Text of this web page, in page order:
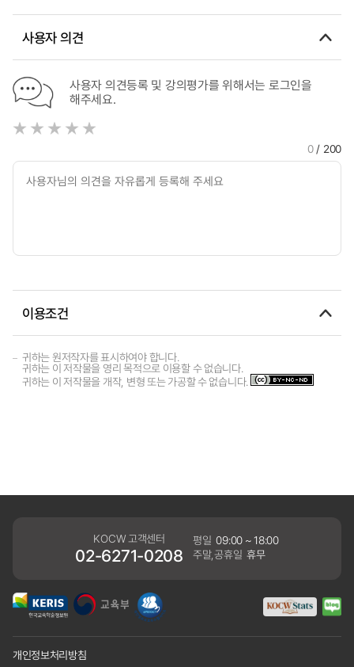
사용자 의견
사용자 의견등록 및 강의평가를 위해서는 로그인을
해주세요.
0/ 200
이용조건
귀하는 원저작자를 표시하여야 합니다.
귀하는 이 저작물을 영리 목적으로 이용할 수 없습니다.
귀하는 이 저작물을 개작, 변형 또는 가공할 수 없습니다.
KOCW 고객센터
02-6271-0208
평일 09:00 ~ 18:00
주말,공휴일 휴무
개인정보처리방침